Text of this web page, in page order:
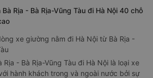
Rịa - Bà Rịa-Vũng Tàu đi Hà Nội 40 chỗ
xe giường nằm đi Hà Nội từ Bà Rịa -
Rịa - Bà Rịa-Vũng Tàu đi Hà Nội là loại xe
hành khách trong và ngoài nước bởi sự